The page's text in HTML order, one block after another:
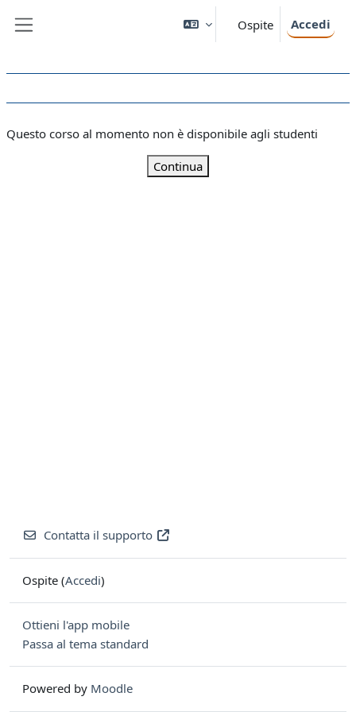
Ospite Accedi
Questo corso al momento non è disponibile agli studenti
Continua
Contatta il supporto
Ospite (Accedi)
Ottieni l'app mobile
Passa al tema standard
Powered by Moodle